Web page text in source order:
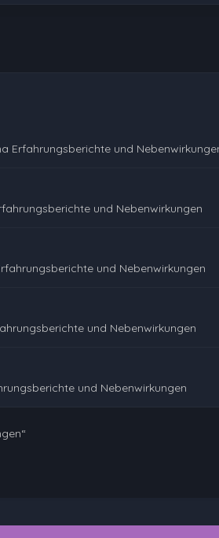
Erfahrungsberichte und
und Nebenwirkungen
und Nebenwirkungen
und Nebenwirkungen
und Nebenwirkungen